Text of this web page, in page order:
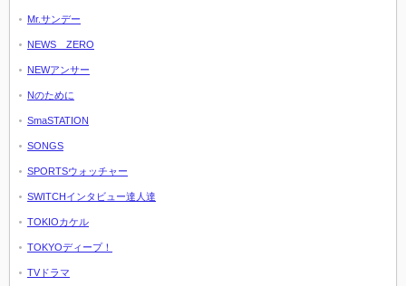
Mr.サンデー
NEWS ZERO
NEWアンサー
Nのために
SmaSTATION
SONGS
SPORTSウォッチャー
SWITCHインタビュー達人達
TOKIOカケル
TOKYOディープ！
TVドラマ